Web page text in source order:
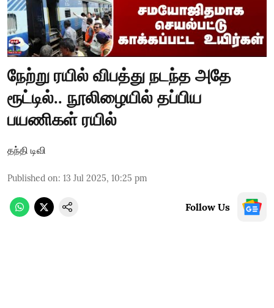
நேற்று ரயில் விபத்து நடந்த அதே
ரூட்டில்.. நூலிழையில் தப்பிய
பயணிகள் ரயில்
தந்தி டிவி
Published on: 13 Jul 2025, 10:25 pm
Follow Us